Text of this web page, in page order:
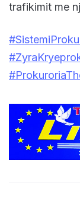
trafikimit me